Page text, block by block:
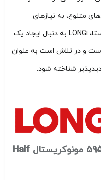
متنوع، به نیازهای
مختلف مشتریان پاسخ دهد. در این راستا، LONGi به دنبال ایجاد یک
است و در تلاش است به عنوان
شناخته شود.
ویژگی های پنل خورشیدی 595W مونوکریستال Half